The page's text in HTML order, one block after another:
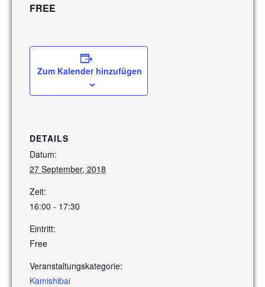
FREE
Zum Kalender hinzufügen
DETAILS
Datum:
27 September, 2018
Zeit:
16:00 - 17:30
Eintritt:
Free
Veranstaltungskategorie:
Kamishibai